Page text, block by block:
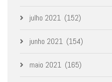
julho 2021 (152)
junho 2021 (154)
maio 2021 (165)